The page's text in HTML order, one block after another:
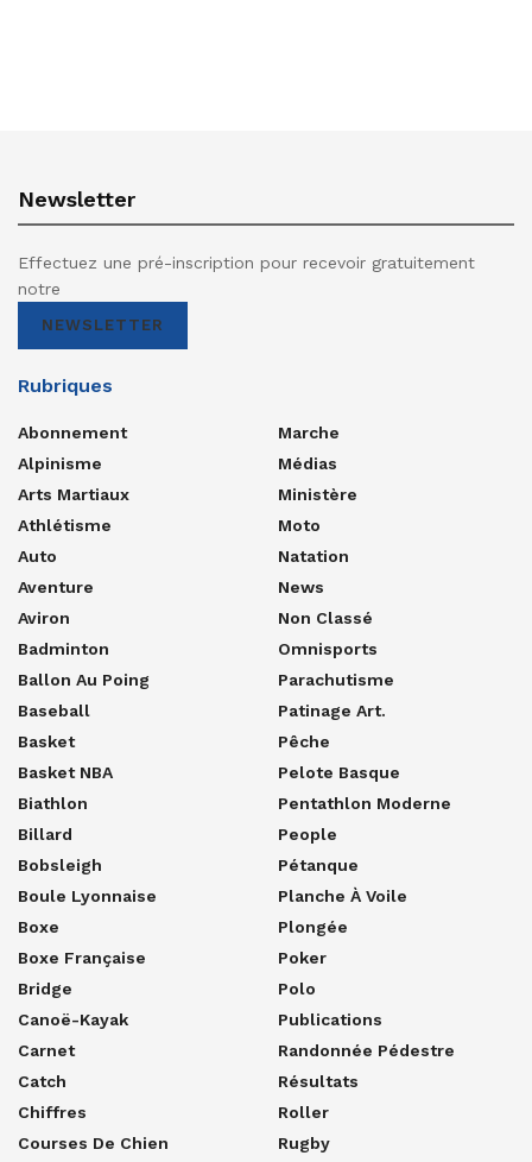
Newsletter
Effectuez une pré-inscription pour recevoir gratuitement
notre
NEWSLETTER
Rubriques
Abonnement
Alpinisme
Arts Martiaux
Athlétisme
Auto
Aventure
Aviron
Badminton
Ballon Au Poing
Baseball
Basket
Basket NBA
Biathlon
Billard
Bobsleigh
Boule Lyonnaise
Boxe
Boxe Française
Bridge
Canoë-Kayak
Carnet
Catch
Chiffres
Courses De Chien
Marche
Médias
Ministère
Moto
Natation
News
Non Classé
Omnisports
Parachutisme
Patinage Art.
Pêche
Pelote Basque
Pentathlon Moderne
People
Pétanque
Planche À Voile
Plongée
Poker
Polo
Publications
Randonnée Pédestre
Résultats
Roller
Rugby